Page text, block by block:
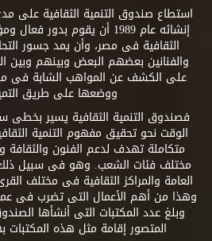
استطاع صندوق التنمية الثقافية على
إنشائه عام 1989 أن يقوم
الثقافية فى مصر، وأن يمد جسور
والفنانين بعضهم البعض وبينهم وبين
على الكشف عن المواهب الشابة فى
ووضعها على طريق
فصندوق التنمية الثقافية يسير
الوقت نحو تحقيق مفهوم التنمية
متكاملة تهدف لدعم الفنون والثقافة
مختلف فئات الشعب. وهو فى سبيل ذلك
العامة والمراكز الثقافية فى مختلف
وهذا من أهم الأعمال التى تضرب فى
وبلغ عدد المكتبات التى أنشأها
المتصور إقامة مثل هذه المكتبات بها